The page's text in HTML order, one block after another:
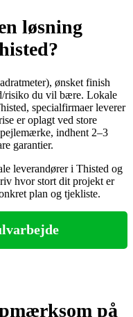
løsning
ønsket finish
risiko du vil bære. Lokale
specialfirmaer leverer
er oplagt ved store
indhent 2–3
garantier.
leverandører i Thisted og
hvor stort dit projekt er
plan og tjekliste.
på